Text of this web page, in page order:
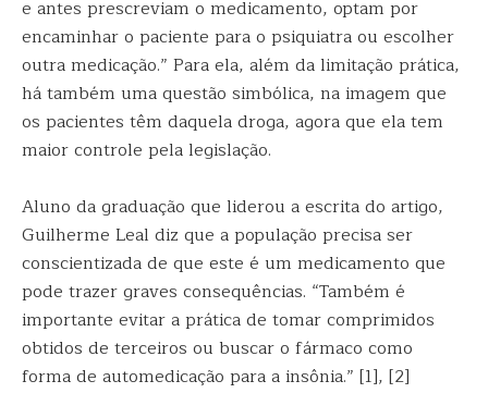
e antes prescreviam o medicamento, optam por
encaminhar o paciente para o psiquiatra ou escolher
outra medicação.” Para ela, além da limitação prática,
há também uma questão simbólica, na imagem que
os pacientes têm daquela droga, agora que ela tem
maior controle pela legislação.
Aluno da graduação que liderou a escrita do artigo,
Guilherme Leal diz que a população precisa ser
conscientizada de que este é um medicamento que
pode trazer graves consequências. “Também é
importante evitar a prática de tomar comprimidos
obtidos de terceiros ou buscar o fármaco como
forma de automedicação para a insônia.” [1], [2]